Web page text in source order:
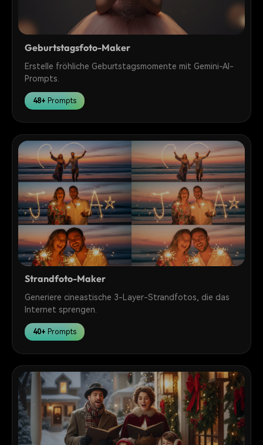
Geburtstagsfoto-Maker
Erstelle fröhliche Geburtstagsmomente mit Gemini-AI-
Prompts.
48+ Prompts
Strandfoto-Maker
Generiere cineastische 3-Layer-Strandfotos, die das
Internet sprengen.
40+ Prompts